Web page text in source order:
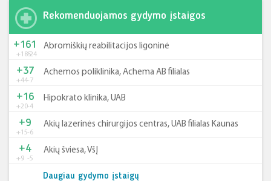
Rekomenduojamos gydymo įstaigos
+185-24
+161 Abromiškių reabilitacijos ligoninė
+44-7
+37 Achemos poliklinika, Achema AB filialas
+20-4
+16 Hipokrato klinika, UAB
+15-6
+9 Akių lazerinės chirurgijos centras, UAB filialas Kaunas
+9 -5
+4 Akių šviesa, VšĮ
Daugiau gydymo įstaigų